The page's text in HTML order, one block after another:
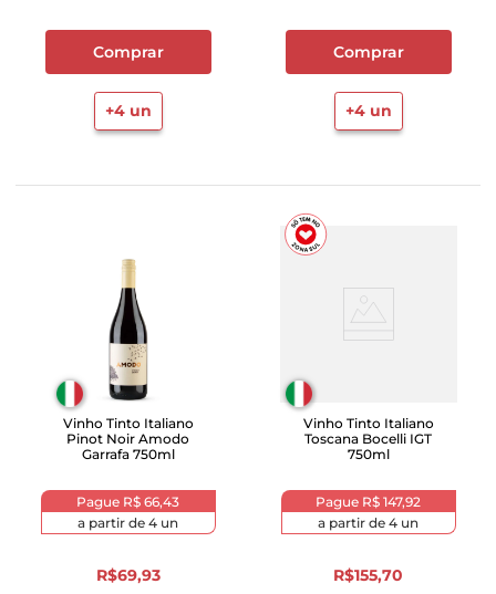
Comprar
+4un
Comprar
+4un
Vinho Tinto Italiano
Pinot Noir Amodo
Garrafa 750ml
Pague R$ 66,43
a partir de 4 un
R$69,93
Vinho Tinto Italiano
Toscana Bocelli IGT
750ml
Pague R$ 147,92
a partir de 4 un
R$155,70